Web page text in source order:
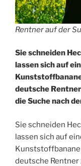
Rentner auf der
Sie schneiden
lassen sich auf
deutsche
die Suche nach
Sie schneiden
lassen sich auf
Kunststoffbanane
deutsche